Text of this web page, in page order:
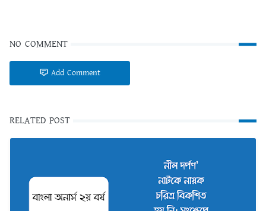
NO COMMENT
Add Comment
RELATED POST